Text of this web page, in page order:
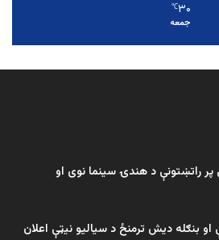
۳۰℃
جمعه
راتښتونې د هندۍ سینما نوی او
بنګله دیش ترمنځ د سیالیو نیټې اعلان